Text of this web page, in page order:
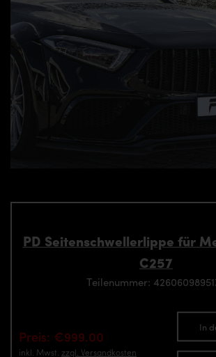
PD Seitenschwellerlippe für
C257
Teilenummer:
Preis: €999.00
inkl. Mwst. zzgl. Versandkosten
In